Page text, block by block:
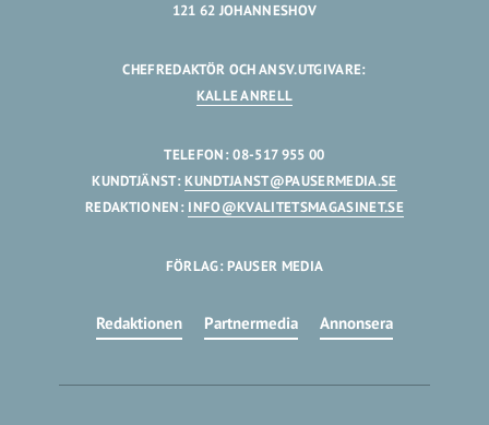
121 62 JOHANNESHOV
CHEFREDAKTÖR OCH ANSV.UTGIVARE:
KALLE ANRELL
TELEFON: 08-517 955 00
KUNDTJÄNST:KUNDTJANST@PAUSERMEDIA.SE
REDAKTIONEN: INFO@KVALITETSMAGASINET.SE
FÖRLAG: PAUSER MEDIA
Redaktionen Partnermedia Annonsera